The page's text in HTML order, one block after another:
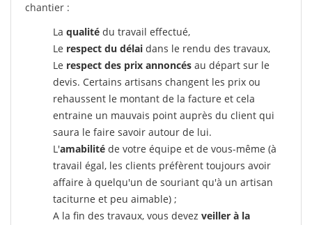
chantier :
La qualité du travail effectué,
Le respect du délai dans le rendu des travaux,
Le respect des prix annoncés au départ sur le
devis. Certains artisans changent les prix ou
rehaussent le montant de la facture et cela
entraine un mauvais point auprès du client qui
saura le faire savoir autour de lui.
L'amabilité de votre équipe et de vous-même (à
travail égal, les clients préfèrent toujours avoir
affaire à quelqu'un de souriant qu'à un artisan
taciturne et peu aimable) ;
A la fin des travaux, vous devez veiller à la